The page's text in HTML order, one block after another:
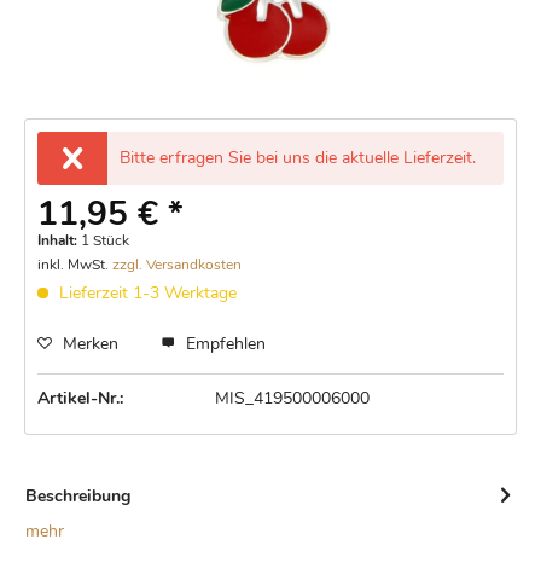
Bitte erfragen Sie bei uns die aktuelle Lieferzeit.
11,95 € *
Inhalt: 1 Stück
inkl. MwSt. zzgl. Versandkosten
Lieferzeit 1-3 Werktage
Merken Empfehlen
Artikel-Nr.: MIS_419500006000
Beschreibung
mehr